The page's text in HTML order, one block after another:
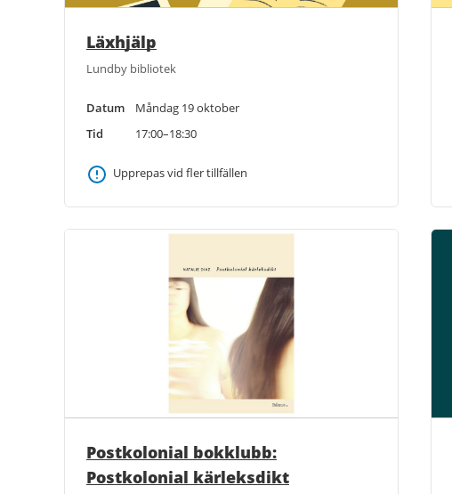
Läxhjälp
Lundby bibliotek
Datum
Måndag 19 oktober
Tid
17:00–18:30
Upprepas vid fler tillfällen
Postkolonial bokklubb:
Postkolonial kärleksdikt